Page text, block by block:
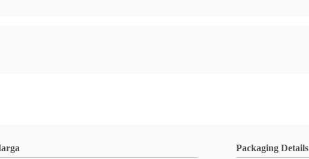
Packaging Details